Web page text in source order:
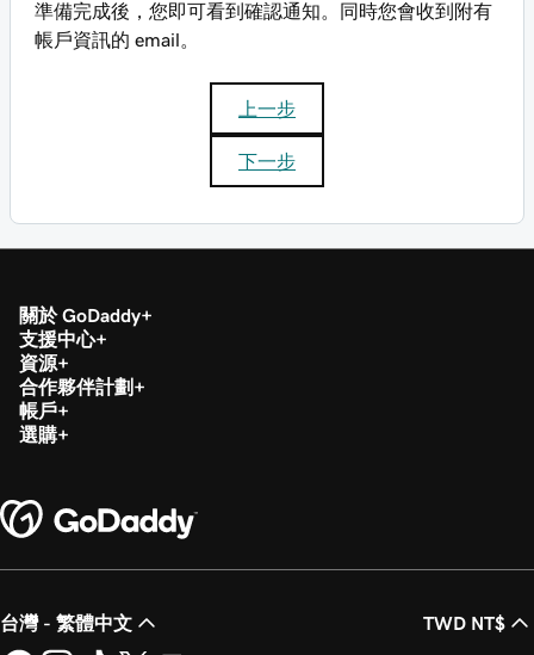
準備完成後，您即可看到確認通知。同時您會收到附有
帳戶資訊的 email。
上一步
下一步
關於 GoDaddy
支援中心
資源
合作夥伴計劃
帳戶
選購
台灣 - 繁體中文 TWD NT$